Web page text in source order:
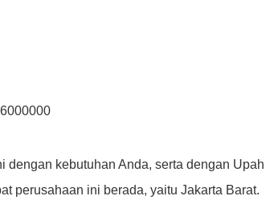
kebutuhan Anda, serta dengan Upah
perusahaan ini berada, yaitu Jakarta Barat.